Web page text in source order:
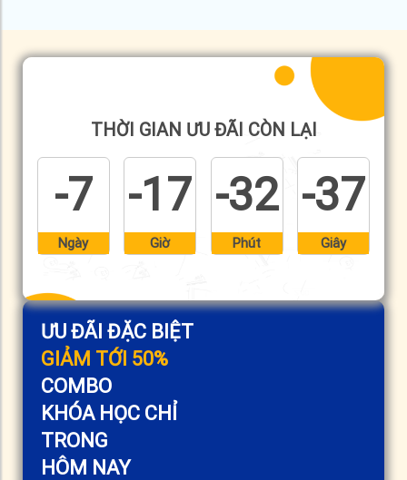
ƯU ĐÃI ĐẶC BIỆT
GIẢM TỚI 50%
COMBO
KHÓA HỌC CHỈ
TRONG
HÔM NAY
THỜI GIAN ƯU ĐÃI CÒN LẠI
-7
Ngày
-17
Giờ
-32
Phút
-37
Giây